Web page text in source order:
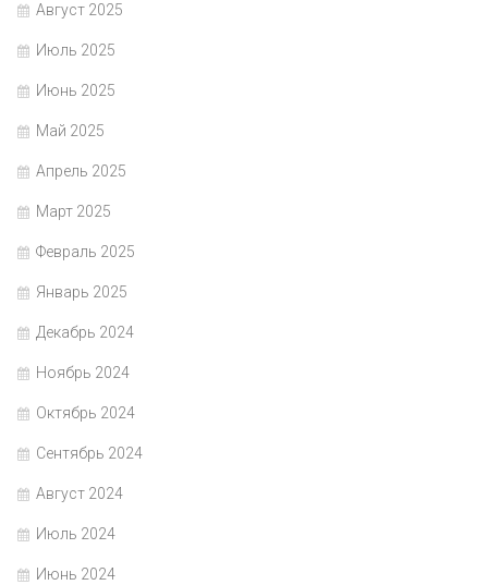
Август 2025
Июль 2025
Июнь 2025
Май 2025
Апрель 2025
Март 2025
Февраль 2025
Январь 2025
Декабрь 2024
Ноябрь 2024
Октябрь 2024
Сентябрь 2024
Август 2024
Июль 2024
Июнь 2024